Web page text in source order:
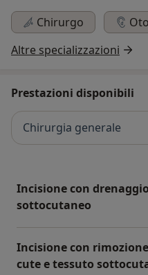
Chirurgo
Altre specializzazioni
Prestazioni disponibili
Chirurgia generale
Incisione con
sottocutaneo
Incisione con
cute e tessuto